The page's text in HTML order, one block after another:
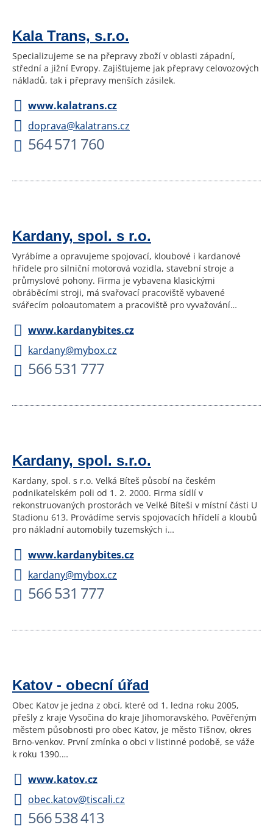
Kala Trans, s.r.o.
Specializujeme se na přepravy zboží v oblasti západní,
střední a jižní Evropy. Zajišťujeme jak přepravy celovozových
nákladů, tak i přepravy menších zásilek.
www.kalatrans.cz
doprava@kalatrans.cz
564 571 760
Kardany, spol. s r.o.
Vyrábíme a opravujeme spojovací, kloubové i kardanové
hřídele pro silniční motorová vozidla, stavební stroje a
průmyslové pohony. Firma je vybavena klasickými
obráběcími stroji, má svařovací pracoviště vybavené
svářecím poloautomatem a pracoviště pro vyvažování…
www.kardanybites.cz
kardany@mybox.cz
566 531 777
Kardany, spol. s.r.o.
Kardany, spol. s r.o. Velká Bíteš působí na českém
podnikatelském poli od 1. 2. 2000. Firma sídlí v
rekonstruovaných prostorách ve Velké Bíteši v místní části U
Stadionu 613. Provádíme servis spojovacích hřídelí a kloubů
pro nákladní automobily tuzemských i…
www.kardanybites.cz
kardany@mybox.cz
566 531 777
Katov - obecní úřad
Obec Katov je jedna z obcí, které od 1. ledna roku 2005,
přešly z kraje Vysočina do kraje Jihomoravského. Pověřeným
městem působnosti pro obec Katov, je město Tišnov, okres
Brno-venkov. První zmínka o obci v listinné podobě, se váže
k roku 1390.…
www.katov.cz
obec.katov@tiscali.cz
566 538 413